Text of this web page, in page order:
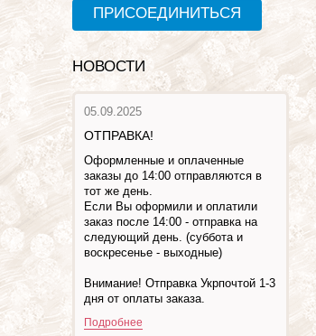
ПРИСОЕДИНИТЬСЯ
НОВОСТИ
05.09.2025
ОТПРАВКА!
Оформленные и оплаченные
заказы до 14:00 отправляются в
тот же день.
Если Вы оформили и оплатили
заказ после 14:00 - отправка на
следующий день. (суббота и
воскресенье - выходные)
Внимание! Отправка Укрпочтой 1-3
дня от оплаты заказа.
Подробнее